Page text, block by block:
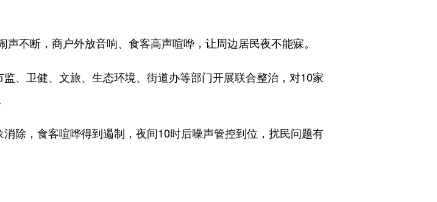
断，商户外放音响、食客高声喧哗，让周边居民夜不能寐。
卫健、文旅、生态环境、街道办等部门开展联合整治，对10家
，食客喧哗得到遏制，夜间10时后噪声管控到位，扰民问题有